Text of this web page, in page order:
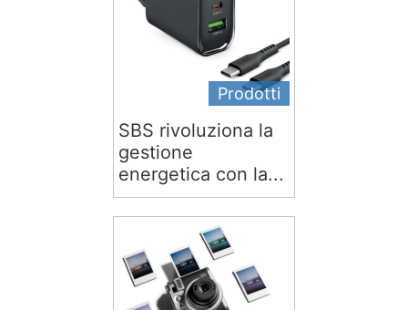
Prodotti
SBS rivoluziona la
gestione
energetica con la...